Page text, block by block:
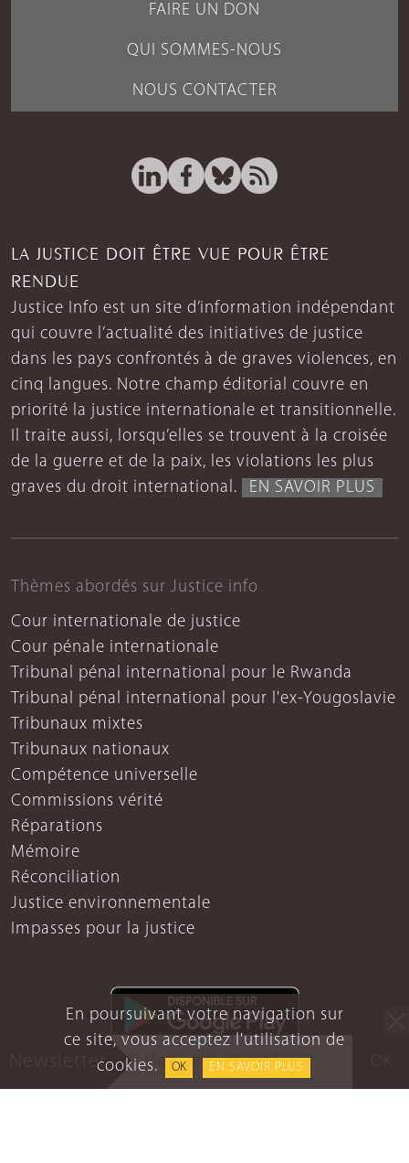
En poursuivant votre navigation sur
ce site, vous acceptez l'utilisation de
cookies.
OK EN SAVOIR PLUS
FAIRE UN DON
QUI SOMMES-NOUS
NOUS CONTACTER
LA JUSTICE DOIT ÊTRE VUE POUR ÊTRE
RENDUE
Justice Info est un site d’information indépendant
qui couvre l’actualité des initiatives de justice
dans les pays confrontés à de graves violences, en
cinq langues. Notre champ éditorial couvre en
priorité la justice internationale et transitionnelle.
Il traite aussi, lorsqu’elles se trouvent à la croisée
de la guerre et de la paix, les violations les plus
graves du droit international.
EN SAVOIR PLUS
Thèmes abordés sur Justice info
Cour internationale de justice
Cour pénale internationale
Tribunal pénal international pour le Rwanda
Tribunal pénal international pour l'ex-Yougoslavie
Tribunaux mixtes
Tribunaux nationaux
Compétence universelle
Commissions vérité
Réparations
Mémoire
Réconciliation
Justice environnementale
Impasses pour la justice
Mentions légales
Newsletter